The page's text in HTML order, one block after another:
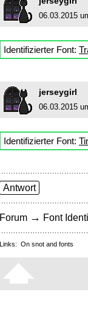
06.03.2015
Identifizierter Font:
jerseygirl
06.03.2015
Identifizierter Font:
Antwort
Forum → Font
Links: On snot and fonts